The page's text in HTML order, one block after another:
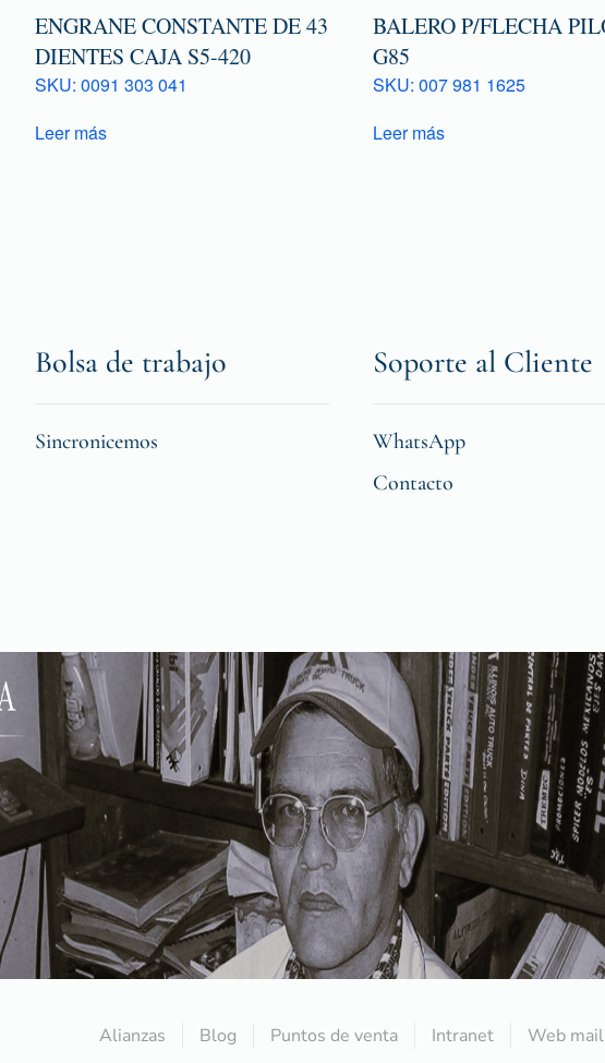
ENGRANE CONSTANTE DE 43
DIENTES CAJA S5-420
SKU: 0091 303 041
Leer más
BALERO P/FLECHA
G85
SKU: 007 981 1625
Leer más
Bolsa de trabajo
Sincronicemos
Soporte al Cliente
WhatsApp
Contacto
Alianzas Blog Puntos de venta Intranet Web mail